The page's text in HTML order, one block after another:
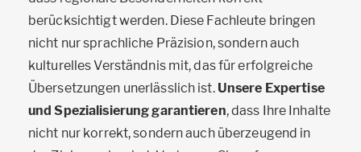
berücksichtigt werden. Diese Fachleute bringen
nicht nur sprachliche Präzision, sondern auch
kulturelles Verständnis mit, das für erfolgreiche
Übersetzungen unerlässlich ist. Unsere Expertise
und Spezialisierung garantieren, dass Ihre Inhalte
nicht nur korrekt, sondern auch überzeugend in